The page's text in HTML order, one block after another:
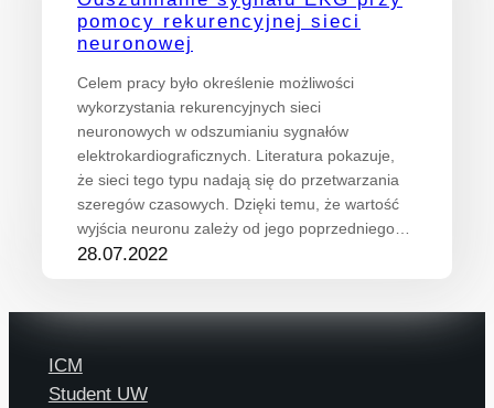
pomocy rekurencyjnej sieci
neuronowej
Celem pracy było określenie możliwości
wykorzystania rekurencyjnych sieci
neuronowych w odszumianiu sygnałów
elektrokardiograficznych. Literatura pokazuje,
że sieci tego typu nadają się do przetwarzania
szeregów czasowych. Dzięki temu, że wartość
wyjścia neuronu zależy od jego poprzedniego…
28.07.2022
ICM
Student UW